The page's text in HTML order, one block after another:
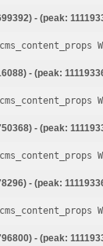
- (peak:
- (peak:
- (peak:
- (peak:
- (peak: